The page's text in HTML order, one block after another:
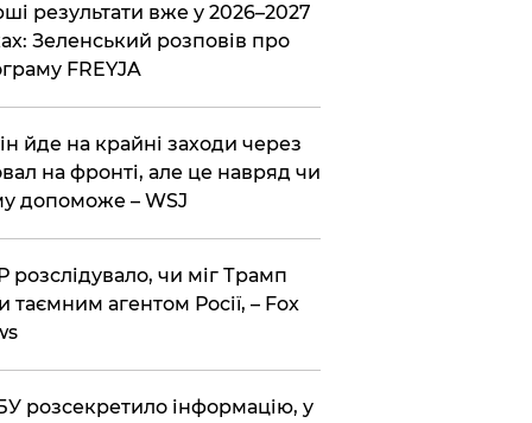
результати вже у 2026–2027
Зеленський розповів про
FREYJA
йде на крайні заходи через
на фронті, але це навряд чи
допоможе – WSJ
розслідувало, чи міг Трамп
таємним агентом Росії, – Fox
розсекретило інформацію, у